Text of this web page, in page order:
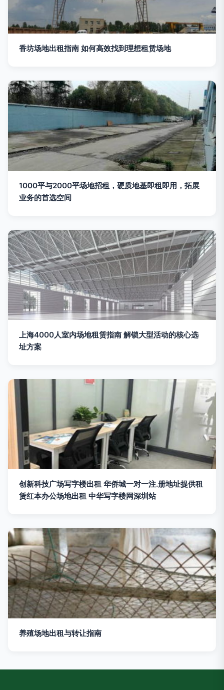
香坊场地出租指南 如何高效找到理想租赁场地
1000平与2000平场地招租，硬质地基即租即用，拓展
业务的首选空间
上海4000人室内场地租赁指南 解锁大型活动的核心选
址方案
创新科技广场写字楼出租 华侨城一对一注.册地址提供租
赁红本办公场地出租 中华写字楼网深圳站
养殖场地出租与转让指南